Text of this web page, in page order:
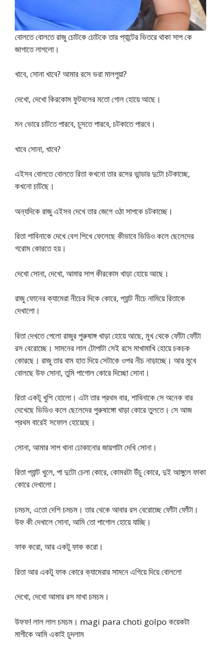
বোলতে বোলতে রাজু চোটকে চোটকে তার প্যান্টের ভিতরে থাকা সাপ কে
জাগাতে লাগলো।
খাবে, সোনা খাবে? আমার রসে ভরা মালপুয়া?
দেখো, দেখো কিরকোম ফুটবলের মতো গোল হোয়ে আছে।
মন ভোরে চাটতে পারবে, চুসতে পারবে, চটকাতে পারবে।
খাবে সোনা, খাবে?
এইসব বোলতে বোলতে রিতা কখনো তার রসের ভান্ডার দুটো চটকাচ্ছে,
কখনো চাটছে।
অন্যদিকে রাজু এইসব দেখে তার জেগে ওঠা সাপকে চটকাচ্ছে।
রিতা শাবিনাকে দেখে বেশ শিখে ফেলেছে কীভাবে ভিডিও কলে ছেলেদের
গরোম কোরতে হয়।
দেখো সোনা, দেখো, আমার সাপ কীরকোম খাড়া হোয়ে আছে।
রাজু ফোনের ক্যামেরা নীচের দিকে কোরে, প্যান্ট নীচে নামিয়ে রিতাকে
দেখালো।
রিতা দেখতে পেলো রাজুর পুরুষাঙ্গ খাড়া হোয়ে আছে, মুখ থেকে ফোঁটা ফোঁটা
রস বেরোচ্ছে। সামনের লাল টোপাটা সেই রসে মাখামাখি হোয়ে চকচক
কোরছে। রাজু তার বাম হাত দিয়ে সেটাকে ওপর নীচ নাড়াচ্ছে। আর মুখে
বোলছে উফ সোনা, তুমি পাগোল কোরে দিচ্ছো সোনা।
রিতা একটু খুশি হোলো। এটা তার প্রথম বার, শাবিনাকে সে অনেক বার
দেখেছে ভিডিও কলে ছেলেদের পুরুষাঙ্গো খাড়া কোরে তুলতে। সে আজ
প্রথম বারেই সফোল হোয়েছে।
সোনা, আমার সাপ খানা ঢোকানোর জায়গাটা দেখি সোনা।
রিতা প্যান্ট খুলে, পা দুটো চেলা কোরে, কোমরটা উঁচু কোরে, দুই আঙ্গুলে ফাকা
কোরে দেখালো।
চমচম, এতো দেশি চমচম। তার থেকে আবার রস বেরোচ্ছে ফোঁটা ফোঁটা।
উফ কী দেখালে সোনা, আমি তো পাগোল হোয়ে যাচ্ছি।
ফাক করো, আর একটু ফাক করো।
রিতা আর একটু ফাক কোরে ক্যামেরার সামনে এগিয়ে দিয়ে বোললো
দেখো, দেখো আমার রস মাখা চমচম।
উফফ! লাল লাল চমচম। magi para choti golpo কয়েকটা
মাগীকে আমি একাই চুদলাম